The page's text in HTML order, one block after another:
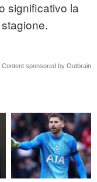
significativo la
Content sponsored by Outbrain